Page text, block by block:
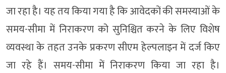
जा रहा है। यह तय किया गया है कि आवेदकों की समस्याओं के
समय-सीमा में निराकरण को सुनिश्चित करने के लिए विशेष
व्यवस्था के तहत उनके प्रकरण सीएम हेल्पलाइन में दर्ज किए
जा रहे हैं। समय-सीमा में निराकरण किया जा रहा है।